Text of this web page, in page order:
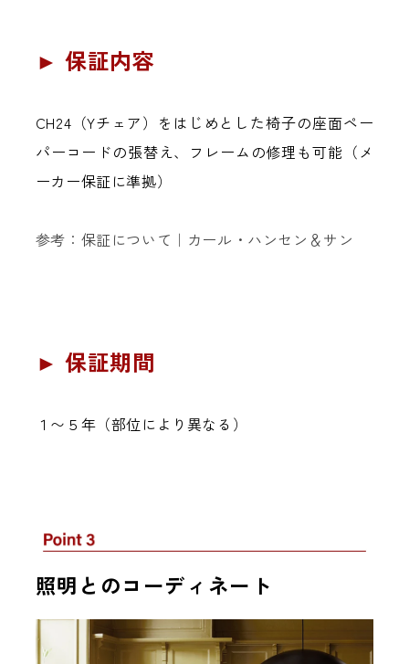
► 保証内容
CH24（Yチェア）をはじめとした椅子の座面ペー
パーコードの張替え、フレームの修理も可能（メ
ーカー保証に準拠）
参考：保証について｜カール・ハンセン＆サン
► 保証期間
１〜５年（部位により異なる）
照明とのコーディネート